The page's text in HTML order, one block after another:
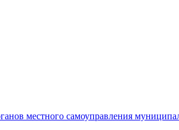
местного самоуправления